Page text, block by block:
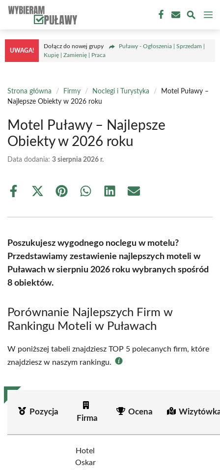
Przejdź
treści
UWAGA!
Dołącz do nowej grupy
Puławy - Ogłoszenia | Sprzedam |
Kupię | Zamienię | Praca
Strona główna / Firmy / Noclegi i Turystyka /
Motel Puławy –
Najlepsze Obiekty w 2026 roku
Motel Puławy – Najlepsze
Obiekty w 2026 roku
Data dodania: 3 sierpnia 2026 r.
Share
Share
(Twitter)
Share Share Share Share
Poszukujesz wygodnego noclegu w motelu?
Przedstawiamy zestawienie najlepszych moteli w
Puławach w sierpniu 2026 roku wybranych spośród
8 obiektów.
Porównanie Najlepszych Firm w
Rankingu Moteli w Puławach
W poniższej tabeli znajdziesz TOP 5 polecanych firm, które
znajdziesz w naszym rankingu.
Pozycja
Firma
Ocena
Hotel
Oskar